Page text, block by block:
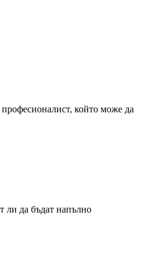
който може да
ли да бъдат напълно